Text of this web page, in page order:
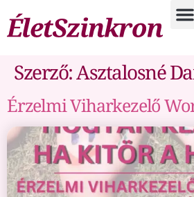
Szerző:Asztalosné
Érzelmi Viharkezelő